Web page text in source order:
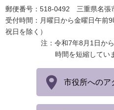
郵便番号：518-0492 三重県名張
受付時間：月曜日から金曜日午前
祝日を除く）
注：令和7年8月1日か
時間を短縮してい
市役所へのア